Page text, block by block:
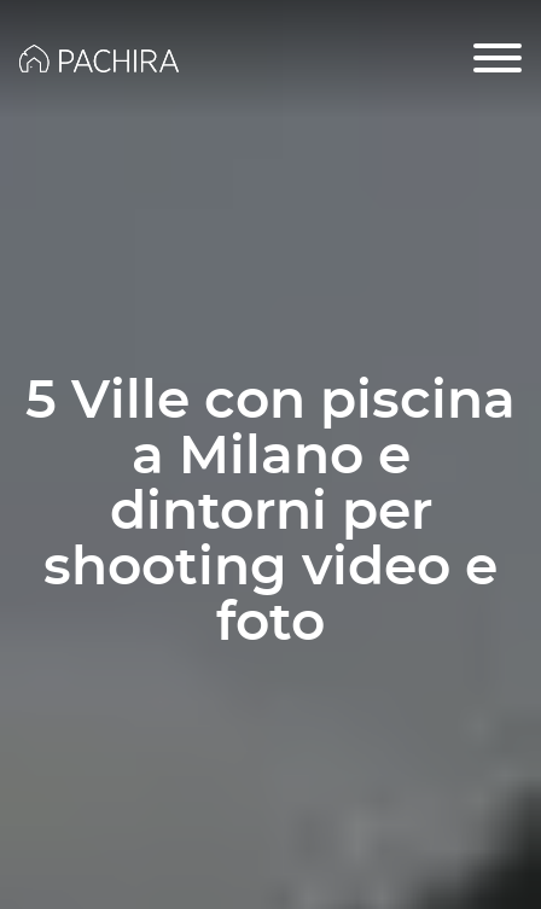
5 Ville con piscina
a Milano e
dintorni per
shooting video e
foto